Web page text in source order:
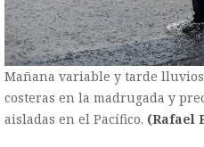
Mañana variable y tarde
costeras en la madrugada y
aisladas en el Pacífico. (Rafael